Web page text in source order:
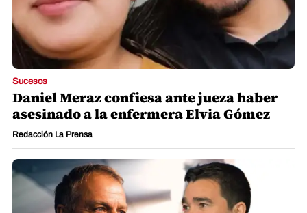
Sucesos
Daniel Meraz confiesa ante jueza haber
asesinado a la enfermera Elvia Gómez
Redacción La Prensa